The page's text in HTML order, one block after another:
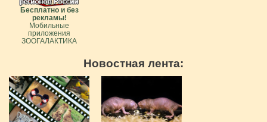
Бесплатно и без
рекламы!
Мобильные
приложения
ЗООГАЛАКТИКА
Новостная лента: